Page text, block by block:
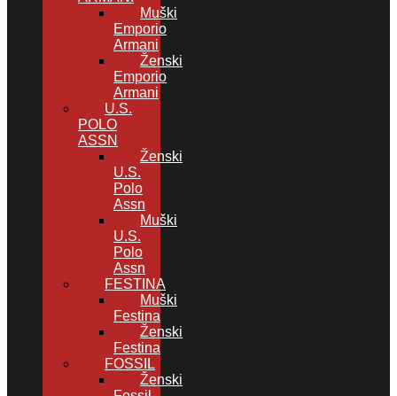
Muški
Emporio
Armani
Ženski
Emporio
Armani
U.S.
POLO
ASSN
Ženski
U.S.
Polo
Assn
Muški
U.S.
Polo
Assn
FESTINA
Muški
Festina
Ženski
Festina
FOSSIL
Ženski